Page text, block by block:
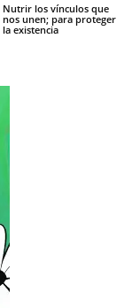
Nutrir los vínculos que
nos unen; para proteger
la existencia